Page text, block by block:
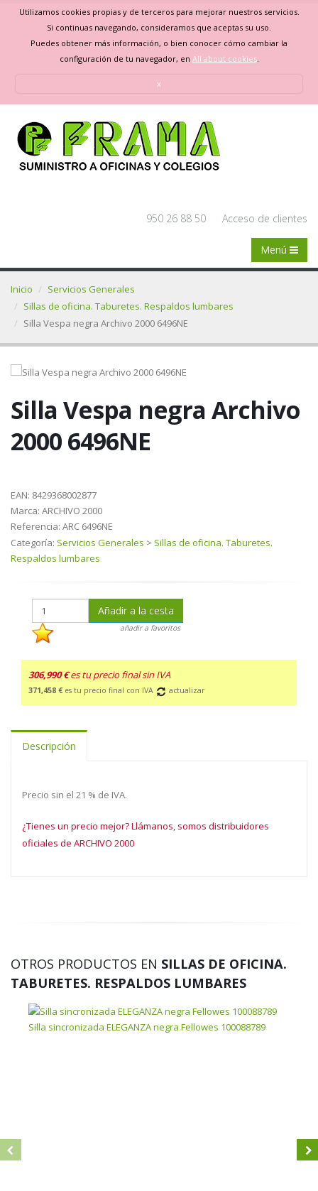
Utilizamos cookies propias y de terceros para mejorar nuestros servicios.
Si continuas navegando, consideramos que aceptas su uso.
Puedes obtener más información, o bien conocer cómo cambiar la
configuración de tu navegador, en All about cookies.
x
950 26 88 50 Acceso de clientes
Menú
Inicio
Servicios Generales
Sillas de oficina. Taburetes. Respaldos lumbares
Silla Vespa negra Archivo 2000 6496NE
Silla Vespa negra Archivo
2000 6496NE
EAN: 8429368002877
Marca: ARCHIVO 2000
Referencia: ARC 6496NE
Categoría: Servicios Generales > Sillas de oficina. Taburetes.
Respaldos lumbares
Añadir a la cesta
añadir a favoritos
306,990 € es tu precio final sin IVA
371,458 € es tu precio final con IVA actualizar
Descripción
Precio sin el 21 % de IVA.
¿Tienes un precio mejor? Llámanos, somos distribuidores
oficiales de ARCHIVO 2000
OTROS PRODUCTOS EN SILLAS DE OFICINA.
TABURETES. RESPALDOS LUMBARES
Silla sincronizada ELEGANZA negra Fellowes 100088789